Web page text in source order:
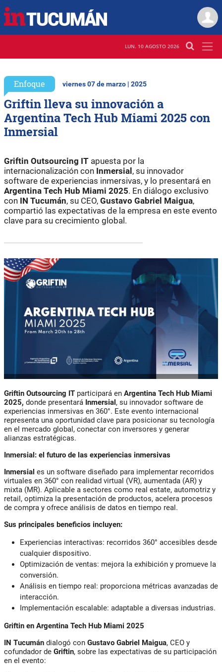
LUN. 10 AGOSTO 2026
Enfoque viernes 07 de marzo | 2025
Griftin lleva su innovación a
Argentina Tech Hub Miami 2025 con
Inmersial
Griftin Outsourcing IT apuesta por la
internacionalización con Inmersial, su innovador
software de experiencias inmersivas, y lo presentará en
Argentina Tech Hub Miami 2025. En diálogo exclusivo
con IN Tucumán, su CEO, Gustavo Gabriel Maigua,
compartió las expectativas de la empresa en este evento
clave para su crecimiento global.
Griftin Outsourcing IT participará en Argentina Tech Hub Miami
2025, donde presentará Inmersial, su innovador software de
experiencias inmersivas en 360°. Este evento internacional
representa una oportunidad clave para posicionar su tecnología
en el mercado global, conectar con inversores y generar
alianzas estratégicas.
Inmersial: el futuro de las experiencias inmersivas
Inmersial es un software diseñado para implementar recorridos
virtuales en 360° con realidad virtual (VR), aumentada (AR) y
mixta (MR). Aplicable a sectores como real estate, automotriz y
retail, optimiza la presentación de productos, acelera procesos
de compra y ofrece análisis de datos en tiempo real.
Sus principales beneficios incluyen:
Experiencias interactivas: recorridos 360° accesibles desde
cualquier dispositivo.
Optimización de ventas: mejora la exhibición y promueve la
conversión.
Análisis en tiempo real: proporciona métricas avanzadas de
interacción.
Implementación escalable: adaptable a diversas industrias.
Griftin en Argentina Tech Hub Miami 2025
IN Tucumán dialogó con Gustavo Gabriel Maigua, CEO y
cofundador de Griftin, sobre las expectativas de su participación
en el evento: